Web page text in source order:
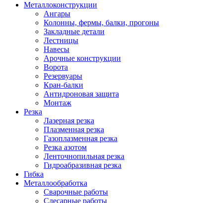
Металлоконструкции
Ангары
Колонны, фермы, балки, прогоны
Закладные детали
Лестницы
Навесы
Арочные конструкции
Ворота
Резервуары
Кран-балки
Антидроновая защита
Монтаж
Резка
Лазерная резка
Плазменная резка
Газоплазменная резка
Резка азотом
Ленточнопильная резка
Гидроабразивная резка
Гибка
Металлообработка
Сварочные работы
Слесарные работы